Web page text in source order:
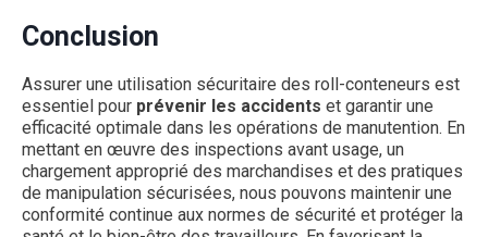
Conclusion
Assurer une utilisation sécuritaire des roll-conteneurs est
essentiel pour prévenir les accidents et garantir une
efficacité optimale dans les opérations de manutention. En
mettant en œuvre des inspections avant usage, un
chargement approprié des marchandises et des pratiques
de manipulation sécurisées, nous pouvons maintenir une
conformité continue aux normes de sécurité et protéger la